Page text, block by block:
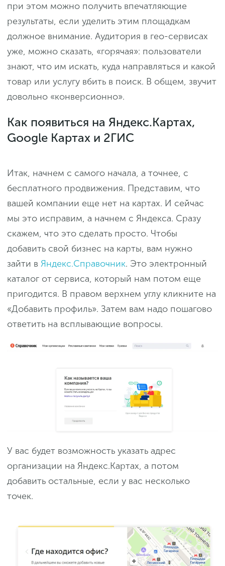
при этом можно получить впечатляющие
результаты, если уделить этим площадкам
должное внимание. Аудитория в гео-сервисах
уже, можно сказать, «горячая»: пользователи
знают, что им искать, куда направляться и какой
товар или услугу вбить в поиск. В общем, звучит
довольно «конверсионно».
Как появиться на Яндекс.Картах,
Google Картах и 2ГИС
Итак, начнем с самого начала, а точнее, с
бесплатного продвижения. Представим, что
вашей компании еще нет на картах. И сейчас
мы это исправим, а начнем с Яндекса. Сразу
скажем, что это сделать просто. Чтобы
добавить свой бизнес на карты, вам нужно
зайти в Яндекс.Справочник. Это электронный
каталог от сервиса, который нам потом еще
пригодится. В правом верхнем углу кликните на
«Добавить профиль». Затем вам надо пошагово
ответить на всплывающие вопросы.
У вас будет возможность указать адрес
организации на Яндекс.Картах, а потом
добавить остальные, если у вас несколько
точек.